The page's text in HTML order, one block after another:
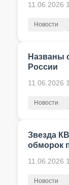
11.06.2026
Новости
Названы
России
11.06.2026
Новости
Звезда
обморок
11.06.2026
Новости